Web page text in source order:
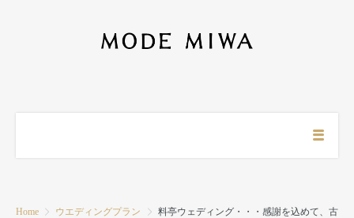
Home ウエディングプラン
料亭ウェディング・・・感謝を込めて、古